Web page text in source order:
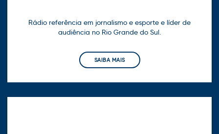
Rádio referência em jornalismo e esporte e líder de
audiência no Rio Grande do Sul.
SAIBA MAIS